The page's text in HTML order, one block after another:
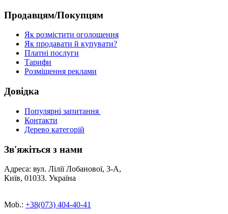
Продавцям/Покупцям
Як розмістити оголошення
Як продавати й купувати?
Платні послуги
Тарифи
Розміщення реклами
Довідка
Популярні запитання
Контакти
Дерево категорій
Зв'яжіться з нами
Адреса: вул. Лілії Лобанової, 3-А,
Київ, 01033. Україна
Mob.: +38(073) 404-40-41